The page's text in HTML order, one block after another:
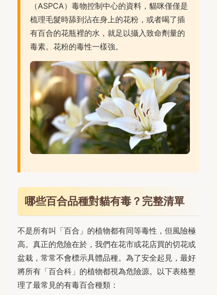
（ASPCA）毒物控制中心的資料，貓咪僅僅是
梳理毛髮時舔到沾在身上的花粉，或者喝了插
有百合的花瓶裡的水，就足以攝入致命劑量的
毒素。花粉的毒性一樣強。
哪些百合品種對貓有毒？完整清單
不是所有叫「百合」的植物都有同等毒性，但風險極
高。真正的危險在於，我們在花市或花店買的切花或
盆栽，常常不會標示具體品種。為了安全起見，最好
將所有「百合科」的植物都視為危險源。以下表格整
理了最常見的有毒百合種類：